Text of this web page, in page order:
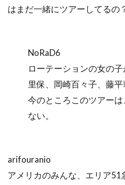
はまだ一緒にツアーしてるの
NoRaD6
ローテーションの女の
里保、岡崎百々子、藤平
今のところこのツアー
ない。
arifouranio
アメリカのみんな、エリア51